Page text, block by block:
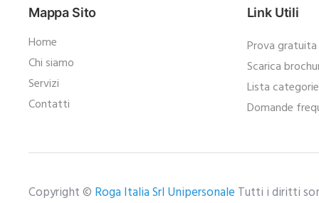
Mappa Sito
Home
Chi siamo
Servizi
Contatti
Link Utili
Prova gratuita
Scarica
Lista
Domande
Copyright © Roga Italia Srl Unipersonale Tutti i diritti